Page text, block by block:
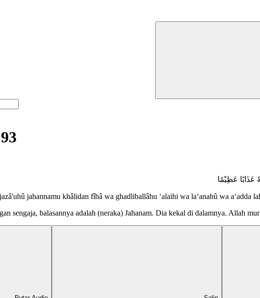
عَذَابًا عَظِيْمًا
jahannamu khâlidan fîhâ wa ghadliballâhu ‘alaihi wa la‘anahû wa a‘adda
sengaja, balasannya adalah (neraka) Jahanam. Dia kekal di dalamnya. Allah